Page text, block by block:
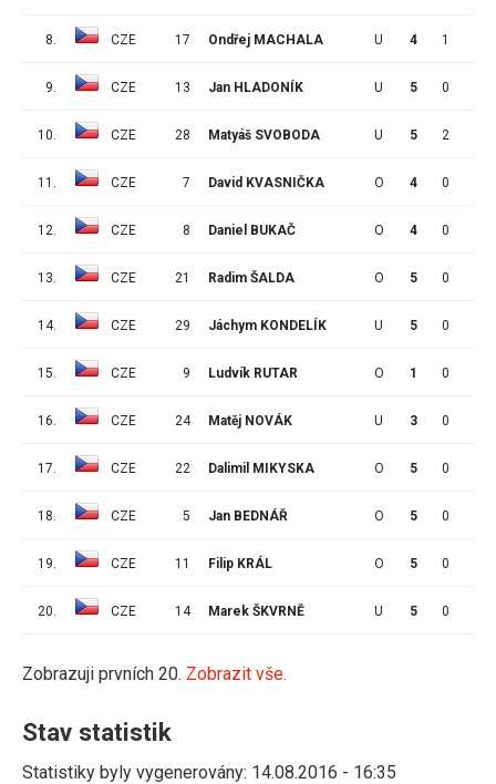
8. CZE 17 Ondřej MACHALA U 4 1
9. CZE 13 Jan HLADONÍK U 5 0
10. CZE 28 Matyáš SVOBODA U 5 2
11. CZE 7 David KVASNIČKA O 4 0
12. CZE 8 Daniel BUKAČ O 4 0
13. CZE 21 Radim ŠALDA O 5 0
14. CZE 29 Jáchym KONDELÍK U 5 0
15. CZE 9 Ludvík RUTAR O 1 0
16. CZE 24 Matěj NOVÁK U 3 0
17. CZE 22 Dalimil MIKYSKA O 5 0
18. CZE 5 Jan BEDNÁŘ O 5 0
19. CZE 11 Filip KRÁL O 5 0
20. CZE 14 Marek ŠKVRNĚ U 5 0
Zobrazuji prvních 20. Zobrazit vše.
Stav statistik
Statistiky byly vygenerovány: 14.08.2016 - 16:35